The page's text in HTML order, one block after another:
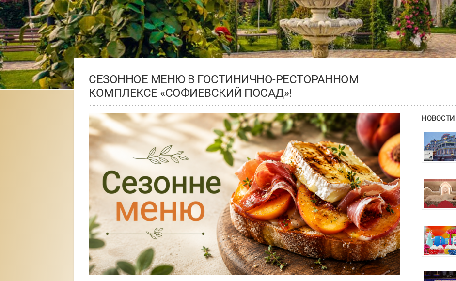
СЕЗОННОЕ МЕНЮ В ГОСТИНИЧНО-РЕСТОРАННОМ
КОМПЛЕКСЕ «СОФИЕВСКИЙ ПОСАД»!
НОВОСТИ